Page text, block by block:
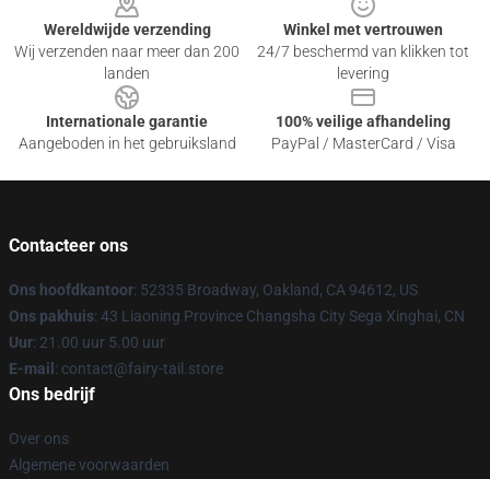
Wereldwijde verzending
Wij verzenden naar meer dan 200
landen
Winkel met vertrouwen
24/7 beschermd van klikken tot
levering
Internationale garantie
Aangeboden in het gebruiksland
100% veilige afhandeling
PayPal / MasterCard / Visa
Contacteer ons
Ons hoofdkantoor: 52335 Broadway, Oakland, CA 94612, US
Ons pakhuis: 43 Liaoning Province Changsha City Sega Xinghai, CN
Uur: 21.00 uur 5.00 uur
E-mail : contact@fairy-tail.store
Ons bedrijf
Over ons
Algemene voorwaarden